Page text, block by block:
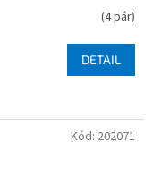
(4 pár)
DETAIL
Kód: 202071